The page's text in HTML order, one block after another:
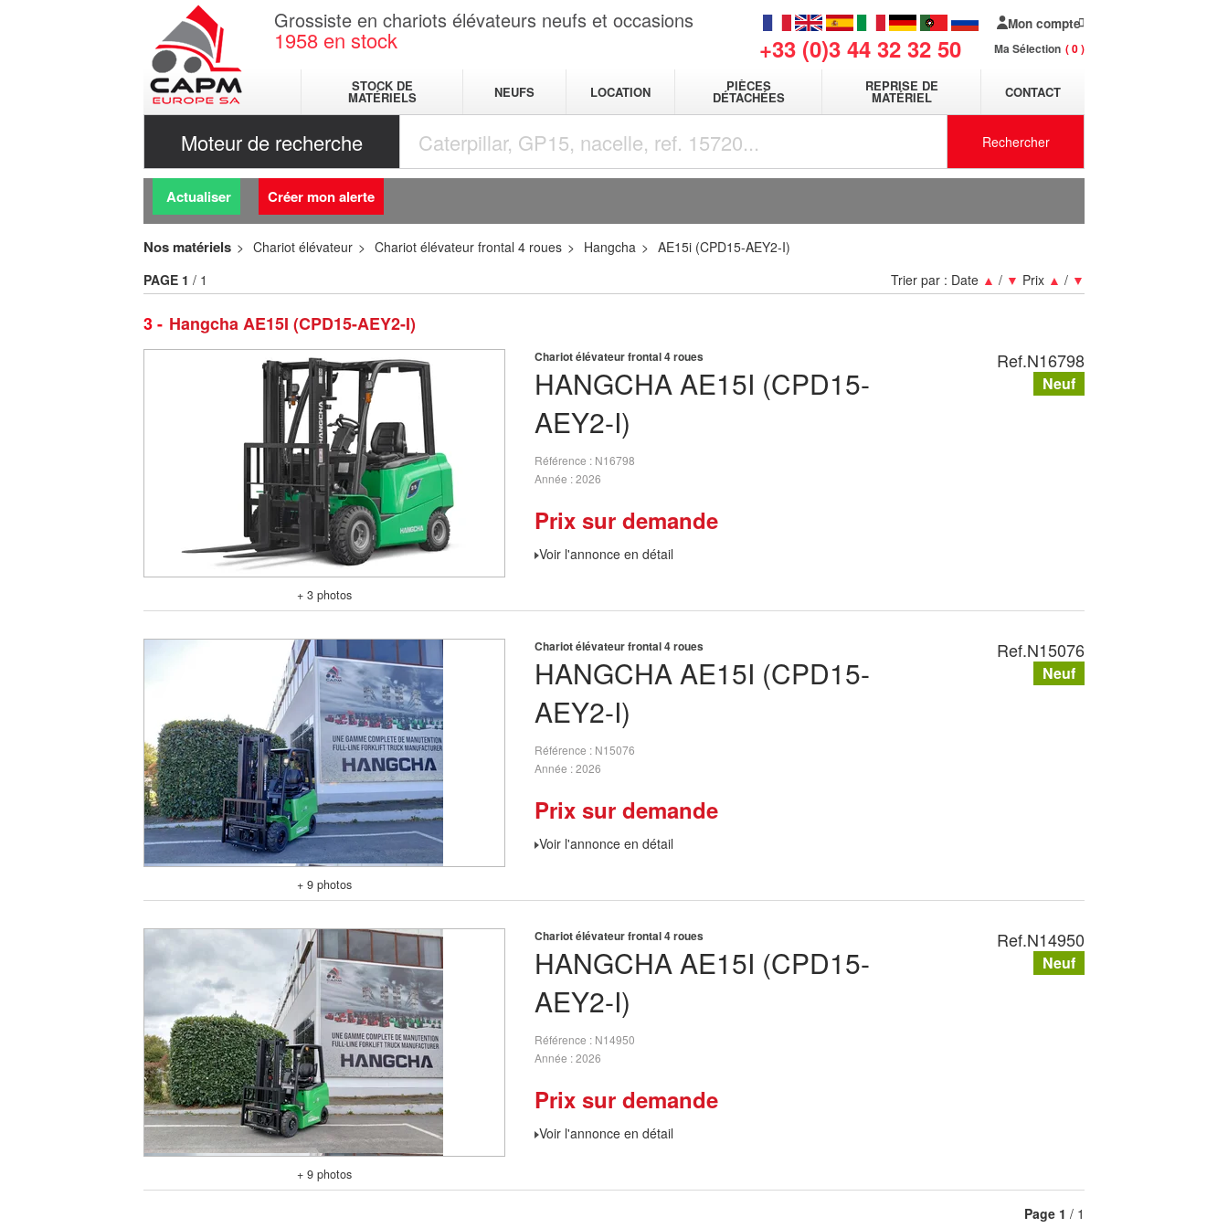
Grossiste en chariots élévateurs neufs et occasions
1958 en stock +33 (0)3 44 32 32 50
Mon compte
Ma Sélection 0
STOCK DE
MATÉRIELS NEUFS LOCATION PIÈCES
DÉTACHÉES
REPRISE DE
MATÉRIEL CONTACT
Moteur de recherche Rechercher
Actualiser Créer mon alerte
Nos matériels Chariot élévateur Chariot élévateur frontal 4 roues Hangcha AE15i (CPD15-AEY2-I)
3 Hangcha AE15I (CPD15-AEY2-I)
Trier par : Date ▲ / ▼ Prix ▲ / ▼
PAGE 1 / 1
+ 3 photos
HANGCHAAE15I (CPD15-
AEY2-I)
Chariot élévateur frontal 4 roues
Référence
N16798
Année 2026
Prix sur demande
Voir l'annonce en détail
Ref.N16798
Neuf
+ 9 photos
HANGCHAAE15I (CPD15-
AEY2-I)
Chariot élévateur frontal 4 roues
Référence
N15076
Année 2026
Prix sur demande
Voir l'annonce en détail
Ref.N15076
Neuf
+ 9 photos
HANGCHAAE15I (CPD15-
AEY2-I)
Chariot élévateur frontal 4 roues
Référence
N14950
Année 2026
Prix sur demande
Voir l'annonce en détail
Ref.N14950
Neuf
Page 1 / 1